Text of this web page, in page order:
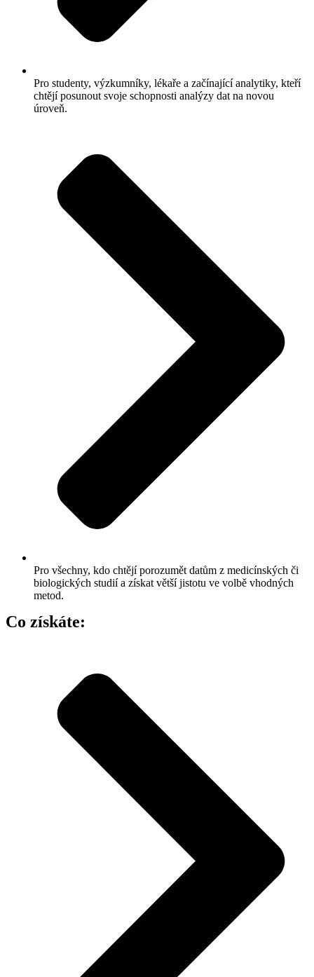
Pro studenty, výzkumníky, lékaře a začínající analytiky, kteří
chtějí posunout svoje schopnosti analýzy dat na novou
úroveň.
Pro všechny, kdo chtějí porozumět datům z medicínských či
biologických studií a získat větší jistotu ve volbě vhodných
metod.
Co získáte: